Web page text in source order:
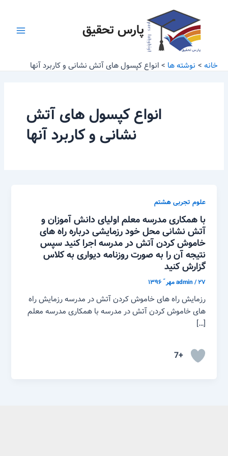
پارس تحقیق
خانه نوشته ها انواع کپسول های آتش نشانی و کاربرد آنها
انواع کپسول های آتش
نشانی و کاربرد آنها
علوم تجربی هشتم
با همکاری مدرسه معلم اولیای دانش آموزان و
آتش نشانی محل خود رزمایشی درباره راه های
خاموش کردن آتش در مدرسه اجرا کنید سپس
نتیجه آن را به صورت روزنامه دیواری به کلاس
گزارش کنید
admin/۲۷ مهر ّ ۱۳۹۶
رزمایش راه های خاموش کردن آتش در مدرسه رزمایش راه
های خاموش کردن آتش در مدرسه با همکاری مدرسه معلم
[…]
+7